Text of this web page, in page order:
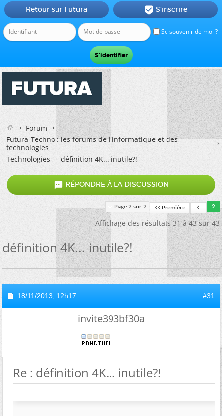
Se souvenir de moi ?
Retour sur Futura  S'inscrire
Forum
Futura-Techno : les forums de l'informatique et des
technologies
Technologies
définition 4K... inutile?!
 RÉPONDRE À LA DISCUSSION
Page 2 sur 2 Première 2
Affichage des résultats 31 à 43 sur 43
définition 4K... inutile?!
18/11/2013, 12h17 #31
invite393bf30a
Re : définition 4K... inutile?!